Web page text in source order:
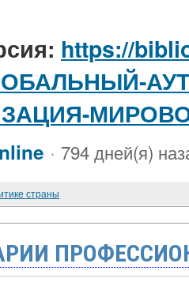
https://
· 794 дней(я)
страны